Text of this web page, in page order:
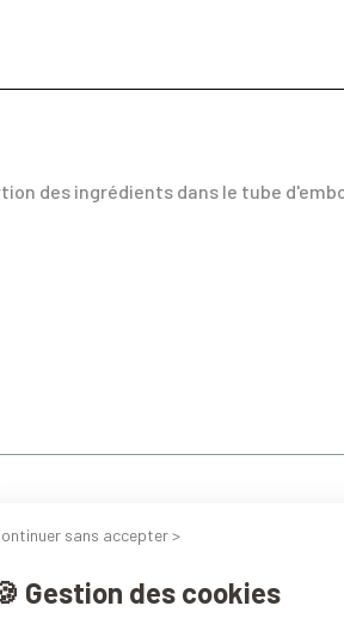
des ingrédients dans le tube
sans accepter >
Gestion des cookies